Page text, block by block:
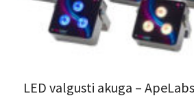
LED valgusti akuga –